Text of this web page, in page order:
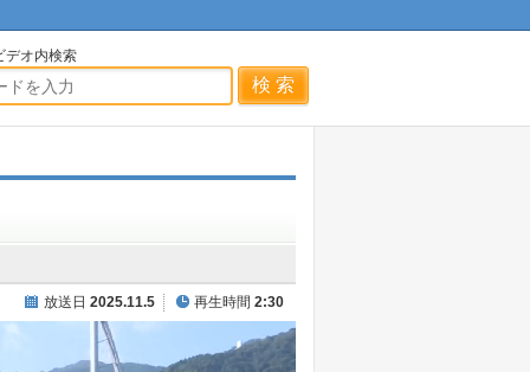
デオ内検索
放送日 2025.11.5 再生時間 2:30